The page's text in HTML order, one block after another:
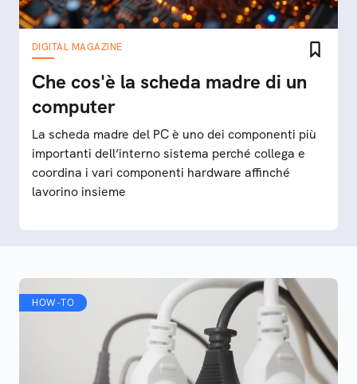
DIGITAL MAGAZINE
Che cos'è la scheda madre di un
computer
La scheda madre del PC è uno dei componenti più
importanti dell’interno sistema perché collega e
coordina i vari componenti hardware affinché
lavorino insieme
HOW-TO